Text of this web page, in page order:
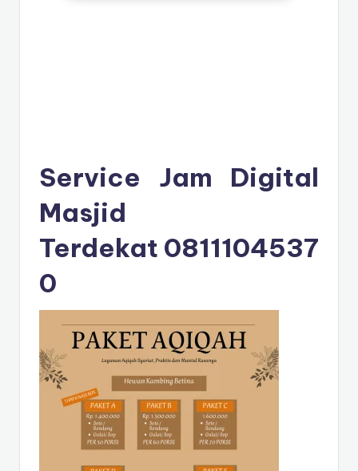
Service Jam Digital
Masjid
Terdekat 0811104537
0